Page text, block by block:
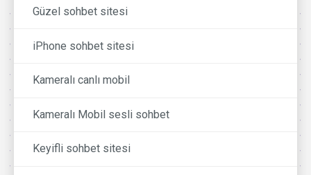
Güzel sohbet sitesi
iPhone sohbet sitesi
Kameralı canlı mobil
Kameralı Mobil sesli sohbet
Keyifli sohbet sitesi